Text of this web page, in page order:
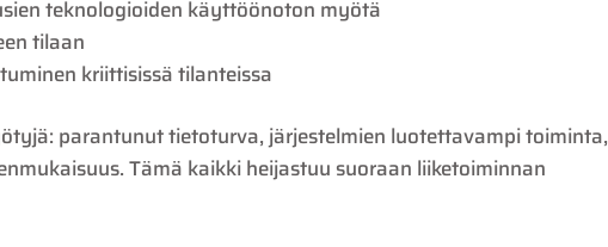
teknologioiden käyttöönoton myötä
tilaan
kriittisissä tilanteissa
parantunut tietoturva, järjestelmien luotettavampi toiminta,
Tämä kaikki heijastuu suoraan liiketoiminnan